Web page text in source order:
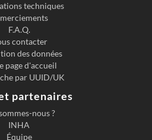
techniques
F.A.Q.
contacter
des données
page d'accueil
par UUID/UK
partenaires
nous ?
INHA
Équipe